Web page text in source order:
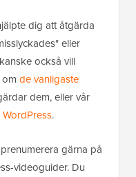
dig att åtgärda
eller
också vill
de vanligaste
dem, eller vår
.
gärna på
videoguider. Du